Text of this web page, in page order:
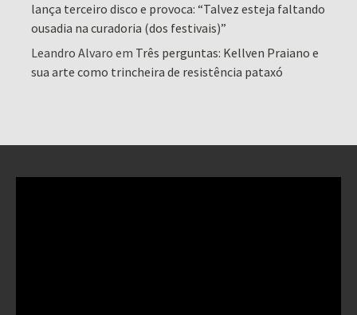
lança terceiro disco e provoca: “Talvez esteja faltando
ousadia na curadoria (dos festivais)”
Leandro Alvaro em Três perguntas: Kellven Praiano e
sua arte como trincheira de resistência pataxó